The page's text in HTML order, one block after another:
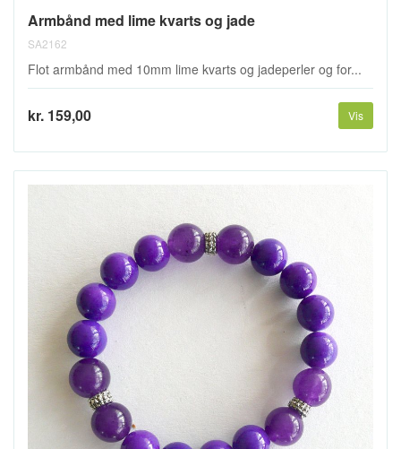
Armbånd med lime kvarts og jade
SA2162
Flot armbånd med 10mm lime kvarts og jadeperler og for...
kr. 159,00 Vis